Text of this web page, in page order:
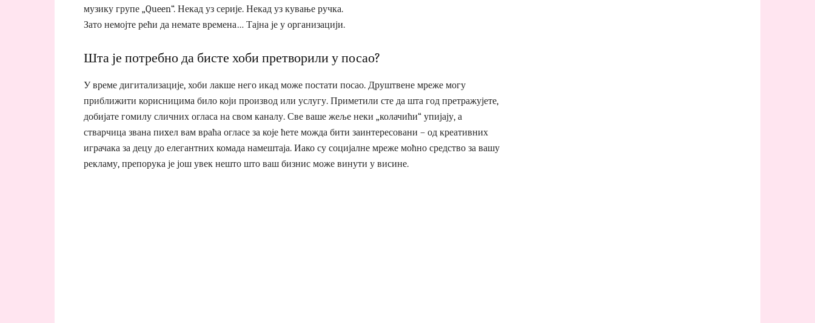
музику групе „Queen“. Некад уз серије. Некад уз кување ручка.
Зато немојте рећи да немате времена… Тајна је у организацији.
Шта је потребно да бисте хоби претворили у посао?
У време дигитализације, хоби лакше него икад може постати посао. Друштвене мреже могу
приближити корисницима било који производ или услугу. Приметили сте да шта год претражујете,
добијате гомилу сличних огласа на свом каналу. Све ваше жеље неки „колачићи“ упијају, а
стварчица звана пиxел вам враћа огласе за које ћете можда бити заинтересовани – од креативних
играчака за децу до елегантних комада намештаја. Иако су социјалне мреже моћно средство за вашу
рекламу, препорука је још увек нешто што ваш бизнис може винути у висине.